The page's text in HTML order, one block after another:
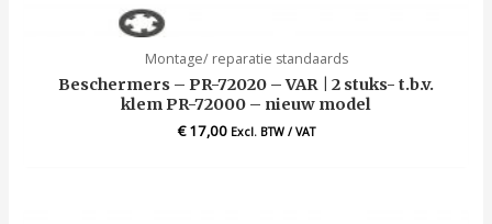
Montage/ reparatie standaards
Beschermers – PR-72020 – VAR | 2 stuks- t.b.v.
klem PR-72000 – nieuw model
€17,00 Excl. BTW / VAT